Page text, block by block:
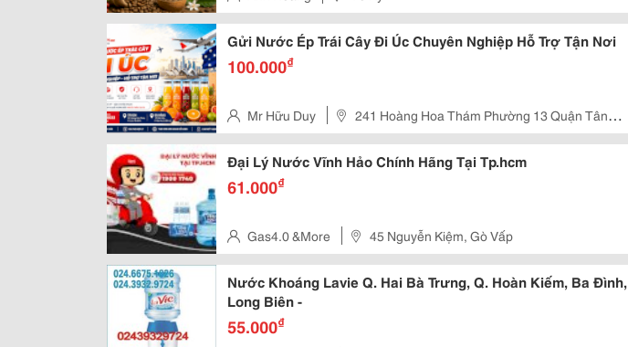
Gửi Nước Ép Trái Cây Đi Úc Chuyên Nghiệp Hỗ Trợ Tận Nơi
100.000₫
Mr Hữu Duy
241 Hoàng Hoa Thám Phường 13 Quận Tân
Bình
Đại Lý Nước Vĩnh Hảo Chính Hãng Tại Tp.hcm
61.000₫
Gas4.0 &More 45 Nguyễn Kiệm, Gò Vấp
Nước Khoáng Lavie Q. Hai Bà Trưng, Q. Hoàn Kiếm, Ba Đình,
Long Biên -
55.000₫